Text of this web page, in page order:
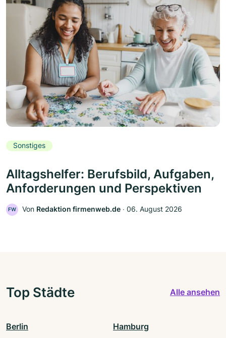
Sonstiges
Alltagshelfer: Berufsbild, Aufgaben,
Anforderungen und Perspektiven
FW Von Redaktion firmenweb.de ‧ 06. August 2026
Top Städte Alle ansehen
Berlin Hamburg